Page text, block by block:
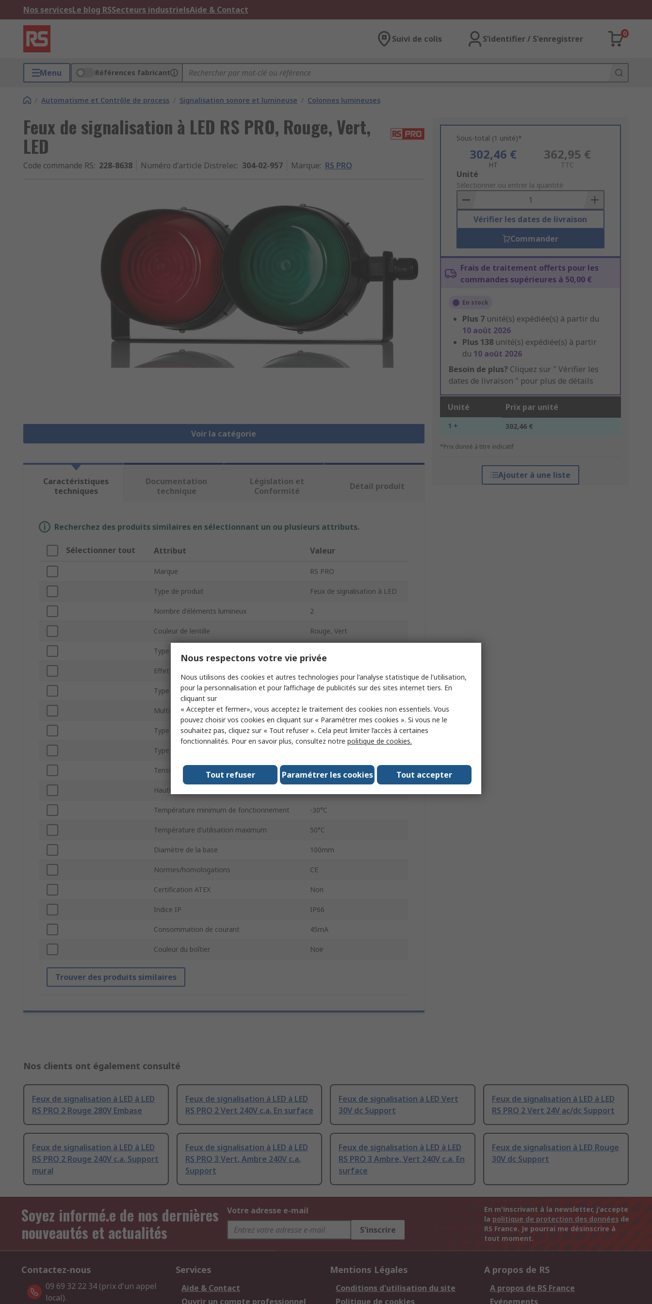
Nos servicesLe blog RSSecteurs industrielsAide & Contact
Suivi de colis S’identifier / S'enregistrer
0
Menu Références fabricant
/ Automatisme et Contrôle de process / Signalisation sonore et lumineuse / Colonnes lumineuses
Feux de signalisation à LED RS PRO, Rouge, Vert,
LED
Code commande RS: 228-8638 Numéro d'article Distrelec: 304-02-957 Marque: RS PRO
Voir la catégorie
Sous-total (1 unité)*
302,46 €
HT
362,95 €
TTC
Add
to
Basket
Unité
Sélectionner ou entrer la quantité
Vérifier les dates de livraison
Commander
Frais de traitement offerts pour les
commandes supérieures à 50,00 €
En stock
Plus 7 unité(s) expédiée(s) à partir du
10 août 2026
Plus 138 unité(s) expédiée(s) à partir
du 10 août 2026
Besoin de plus? Cliquez sur " Vérifier les
dates de livraison " pour plus de détails
Unité Prix par unité
1 + 302,46 €
*Prix donné à titre indicatif
Ajouter à une liste
Caractéristiques
techniques
Documentation
technique
Législation et
Conformité
Détail produit
Recherchez des produits similaires en sélectionnant un ou plusieurs attributs.
Sélectionner tout Attribut Valeur
Marque RS PRO
Type de produit Feux de signalisation à LED
Nombre d'éléments lumineux 2
Couleur de lentille Rouge, Vert
Type d'ampoule
Effet lumineux
Type de montage Embase
Multifunction Oui
Type de terminaison Câble
Type de courant
Tension d'alimentation maximum 30V
Hauteur
Température minimum de fonctionnement -30°C
Température d'utilisation maximum 50°C
Diamètre de la base 100mm
Normes/homologations CE
Certification ATEX Non
Indice IP IP66
Consommation de courant 45mA
Couleur du boîtier Noir
Trouver des produits similaires
Nos clients ont également consulté
Feux de signalisation à LED à LED
RS PRO 2 Rouge 280V Embase
Feux de signalisation à LED à LED
RS PRO 2 Vert 240V c.a. En surface
Feux de signalisation à LED Vert
30V dc Support
Feux de signalisation à LED à LED
RS PRO 2 Vert 24V ac/dc Support
Feux de signalisation à LED à LED
RS PRO 2 Rouge 240V c.a. Support
mural
Feux de signalisation à LED à LED
RS PRO 3 Vert, Ambre 240V c.a.
Support
Feux de signalisation à LED à LED
RS PRO 3 Ambre, Vert 240V c.a. En
surface
Feux de signalisation à LED Rouge
30V dc Support
Soyez informé.e de nos dernières
nouveautés et actualités
Votre adresse e-mail
S'inscrire
En m'inscrivant à la newsletter, j'accepte
la politique de protection des données de
RS France. Je pourrai me désinscrire à
tout moment.
Contactez-nous
09 69 32 22 34 (prix d'un appel
local).
Services
Aide & Contact
Ouvrir un compte professionnel
Mentions Légales
Conditions d'utilisation du site
Politique de cookies
A propos de RS
A propos de RS France
Evénements
Nous respectons votre vie privée
Nous utilisons des cookies et autres technologies pour l'analyse statistique de l'utilisation,
pour la personnalisation et pour l’affichage de publicités sur des sites internet tiers. En
cliquant sur
« Accepter et fermer», vous acceptez le traitement des cookies non essentiels. Vous
pouvez choisir vos cookies en cliquant sur « Paramétrer mes cookies ». Si vous ne le
souhaitez pas, cliquez sur « Tout refuser ». Cela peut limiter l’accès à certaines
fonctionnalités. Pour en savoir plus, consultez notre politique de cookies.
Tout accepter
Paramétrer les cookies
Tout refuser